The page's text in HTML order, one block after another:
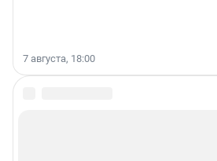
7 августа, 18:00